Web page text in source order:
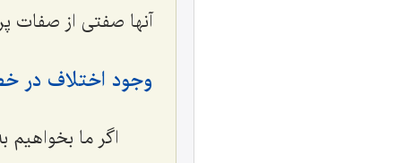
آنها صفتی از صفات
وجود اختلاف در
اگر ما بخواهیم